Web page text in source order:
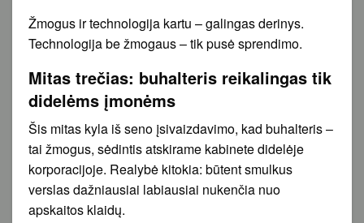
Žmogus ir technologija kartu – galingas derinys.
Technologija be žmogaus – tik pusė sprendimo.
Mitas trečias: buhalteris reikalingas tik
didelėms įmonėms
Šis mitas kyla iš seno įsivaizdavimo, kad buhalteris –
tai žmogus, sėdintis atskirame kabinete didelėje
korporacijoje. Realybė kitokia: būtent smulkus
verslas dažniausiai labiausiai nukenčia nuo
apskaitos klaidų.